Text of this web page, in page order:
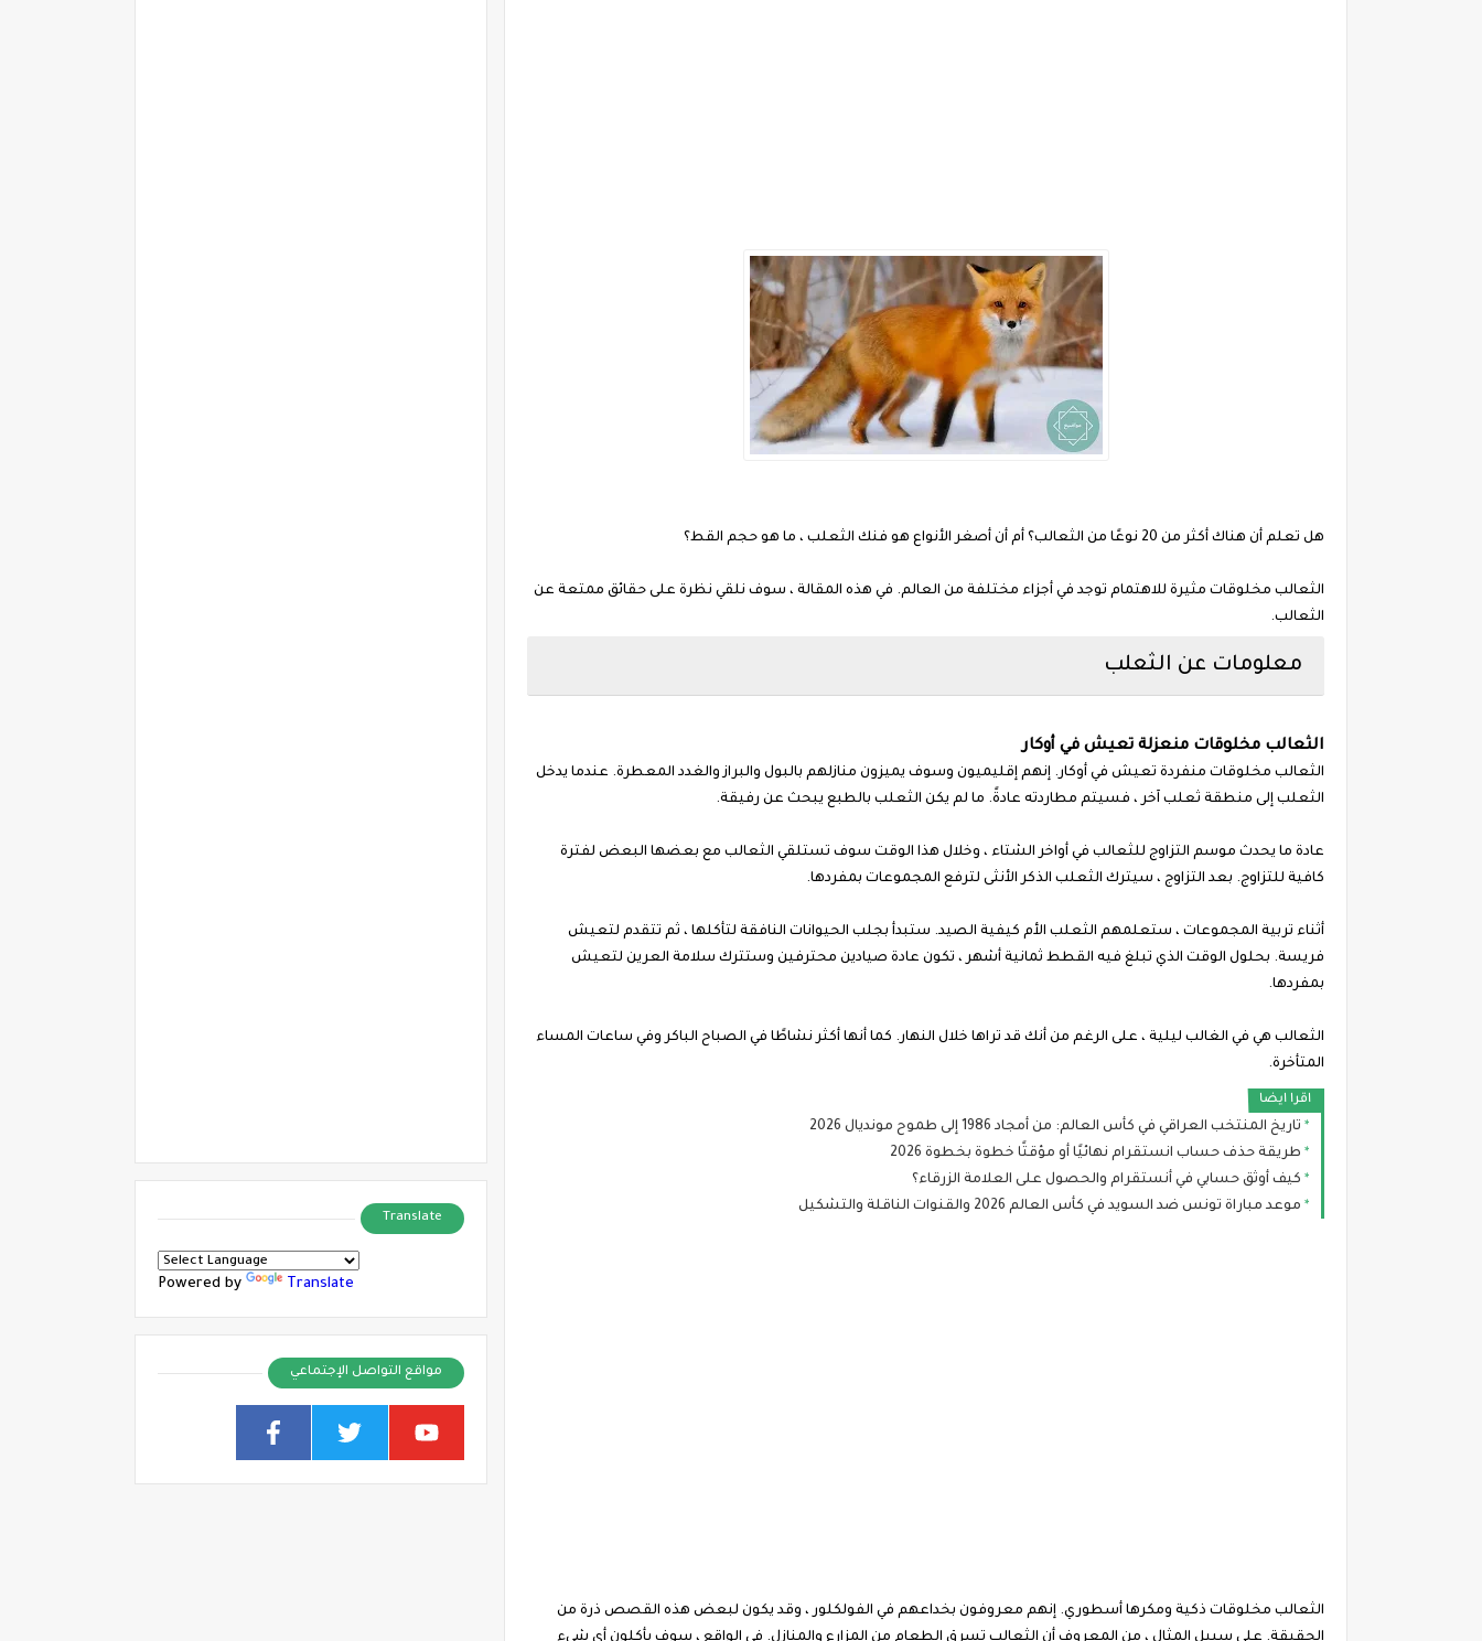
هل تعلم أن هناك أكثر من 20 نوعًا من الثعالب؟ أم أن أصغر الأنواع هو فنك الثعلب ، ما هو حجم القط؟
الثعالب مخلوقات مثيرة للاهتمام توجد في أجزاء مختلفة من العالم. في هذه المقالة ، سوف نلقي نظرة على حقائق ممتعة عن
الثعالب.
معلومات عن الثعلب
الثعالب مخلوقات منعزلة تعيش في أوكار
الثعالب مخلوقات منفردة تعيش في أوكار. إنهم إقليميون وسوف يميزون منازلهم بالبول والبراز والغدد المعطرة. عندما يدخل
الثعلب إلى منطقة ثعلب آخر ، فسيتم مطاردته عادةً. ما لم يكن الثعلب بالطبع يبحث عن رفيقة.
عادة ما يحدث موسم التزاوج للثعالب في أواخر الشتاء ، وخلال هذا الوقت سوف تستلقي الثعالب مع بعضها البعض لفترة
كافية للتزاوج. بعد التزاوج ، سيترك الثعلب الذكر الأنثى لترفع المجموعات بمفردها.
أثناء تربية المجموعات ، ستعلمهم الثعلب الأم كيفية الصيد. ستبدأ بجلب الحيوانات النافقة لتأكلها ، ثم تتقدم لتعيش
فريسة. بحلول الوقت الذي تبلغ فيه القطط ثمانية أشهر ، تكون عادة صيادين محترفين وستترك سلامة العرين لتعيش
بمفردها.
الثعالب هي في الغالب ليلية ، على الرغم من أنك قد تراها خلال النهار. كما أنها أكثر نشاطًا في الصباح الباكر وفي ساعات المساء
المتأخرة.
اقرا ايضا
تاريخ المنتخب العراقي في كأس العالم: من أمجاد 1986 إلى طموح مونديال 2026
طريقة حذف حساب انستقرام نهائيًا أو مؤقتًا خطوة بخطوة 2026
كيف أوثق حسابي في أنستقرام والحصول على العلامة الزرقاء؟
موعد مباراة تونس ضد السويد في كأس العالم 2026 والقنوات الناقلة والتشكيل
الثعالب مخلوقات ذكية ومكرها أسطوري. إنهم معروفون بخداعهم في الفولكلور ، وقد يكون لبعض هذه القصص ذرة من
الحقيقة. على سبيل المثال ، من المعروف أن الثعالب تسرق الطعام من المزارع والمنازل. في الواقع ، سوف يأكلون أي شيء
Translate
Powered by Translate
مواقع التواصل الإجتماعي